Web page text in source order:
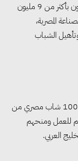
سلاسل المطاعم الشهيرة عن توقيعها اتفاقية تعاون بأكثر من 9 مليون
المصرية،
الشباب
تستهدف الاتفاقية تقديم تدريب متخصص ل 1000 شاب مصري من
للعمل ومنحهم
العربي.